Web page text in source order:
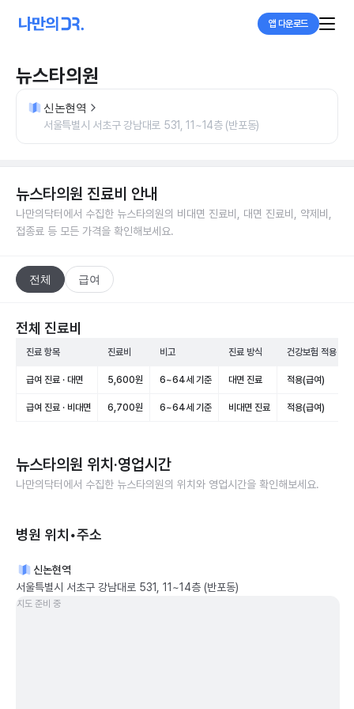
앱 다운로드
뉴스타의원
신논현역
서울특별시 서초구 강남대로 531, 11~14층 (반포동)
뉴스타의원 진료비 안내
나만의닥터에서 수집한 뉴스타의원의 비대면 진료비, 대면 진료비, 약제비,
접종료 등 모든 가격을 확인해보세요.
전체 급여
전체 진료비
진료 항목 진료비 비고 진료 방식 건강보험 적용
급여 진료 · 대면 5,600원 6~64세 기준 대면 진료 적용(급여)
급여 진료 · 비대면 6,700원 6~64세 기준 비대면 진료 적용(급여)
뉴스타의원 위치·영업시간
나만의닥터에서 수집한 뉴스타의원의 위치와 영업시간을 확인해보세요.
병원 위치•주소
신논현역
서울특별시 서초구 강남대로 531, 11~14층 (반포동)
지도 준비 중